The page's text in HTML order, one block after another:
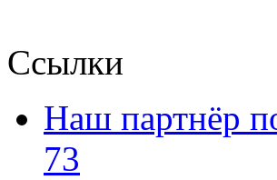
Ссылки
Наш партнёр
73